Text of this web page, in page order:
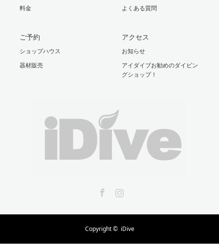
料金
よくある質問
ご予約
ショップハウス
器材販売
アクセス
お知らせ
アイダイブお勧めのダイビン
グショップ！
Copyright © iDive